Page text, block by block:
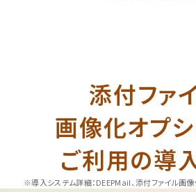
添付ファ
画像化オプ
ご利用の導
※導入システム詳細：DEEPMail、添付ファイル画